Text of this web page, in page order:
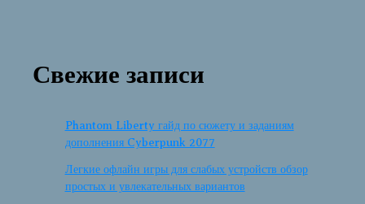
Свежие записи
Phantom Liberty гайд по сюжету и заданиям
дополнения Cyberpunk 2077
Легкие офлайн игры для слабых устройств обзор
простых и увлекательных вариантов